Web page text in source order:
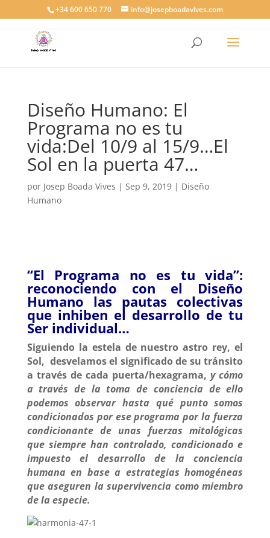
+34 600 650 770 info@josepboadavives.com
Diseño Humano: El
Programa no es tu
vida:Del 10/9 al 15/9…El
Sol en la puerta 47…
por Josep Boada Vives | Sep 9, 2019| Diseño
Humano
“El Programa no es tu vida”:
reconociendo con el Diseño
Humano las pautas colectivas
que inhiben el desarrollo de tu
Ser individual…
Siguiendo la estela de nuestro astro rey, el
Sol, desvelamos el significado de su tránsito
a través de cada puerta/hexagrama, y cómo
a través de la toma de conciencia de ello
podemos observar hasta qué punto somos
condicionados por ese programapor la fuerza
condicionante de unas fuerzas mitológicas
que siempre han controlado, condicionado e
impuesto el desarrollo de la conciencia
humana en base a estrategias homogéneas
que aseguren la supervivencia como miembro
de la especie.